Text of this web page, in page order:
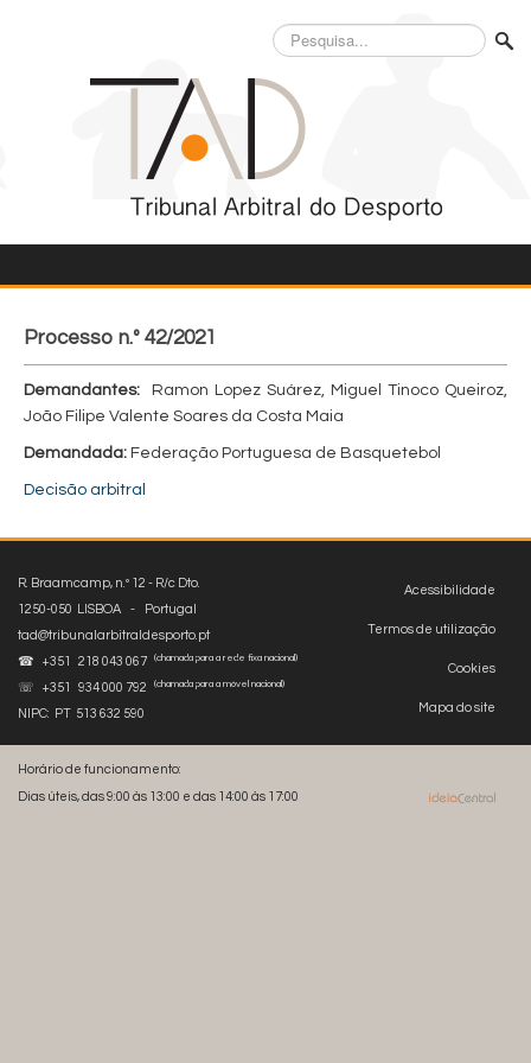
Pesquisa...
Processo n.º 42/2021
Demandantes: Ramon Lopez Suárez, Miguel Tinoco Queiroz,
João Filipe Valente Soares da Costa Maia
Demandada: Federação Portuguesa de Basquetebol
Decisão arbitral
Acessibilidade
Termos de utilização
Cookies
Mapa do site
R. Braamcamp, n.º 12 - R/c Dto.
1250-050 LISBOA - Portugal
tad@tribunalarbitraldesporto.pt
☎ +351 218 043 067
(chamada para a rede fixa nacional)
☏ +351 934 000 792 (chamada para a móvel nacional)
NIPC: PT 513 632 590
Horário de funcionamento:
Dias úteis, das 9:00 às 13:00 e das 14:00 às 17:00